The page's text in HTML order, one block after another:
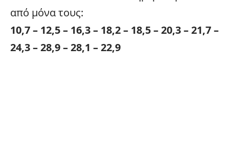
από μόνα τους:
10,7 – 12,5 – 16,3 – 18,2 – 18,5 – 20,3 – 21,7 –
24,3 – 28,9 – 28,1 – 22,9